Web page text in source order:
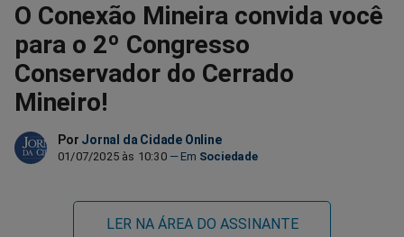
no
Facebook
no
Whatsapp
no
Twitter
no
Messenger
no
Telegram
no
O Conexão Mineira convida você
para o 2º Congresso
Conservador do Cerrado
Mineiro!
Por Jornal da Cidade Online
01/07/2025 às 10:30 Sociedade
LER NA ÁREA DO ASSINANTE